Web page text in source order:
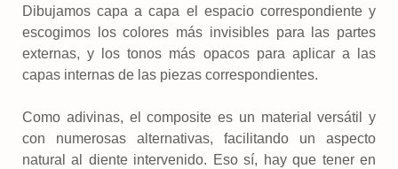
Dibujamos capa a capa el espacio correspondiente y
escogimos los colores más invisibles para las partes
externas, y los tonos más opacos para aplicar a las
capas internas de las piezas correspondientes.
Como adivinas, el composite es un material versátil y
con numerosas alternativas, facilitando un aspecto
natural al diente intervenido. Eso sí, hay que tener en